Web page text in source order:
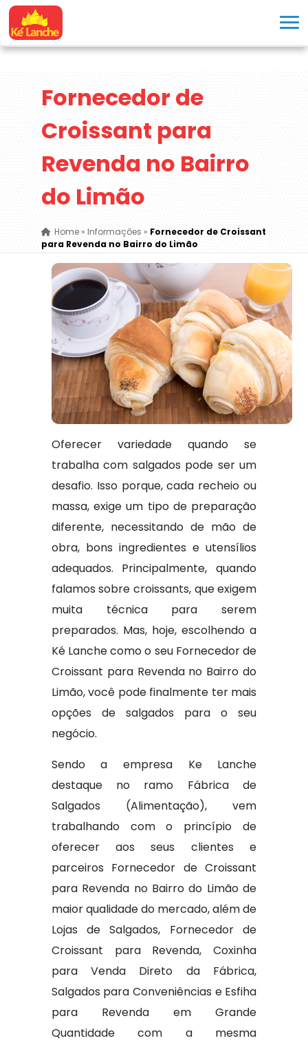
Fornecedor de
Croissant para
Revenda no Bairro
do Limão
Home» Informações » Fornecedor de Croissant
para Revenda no Bairro do Limão
Oferecer variedade quando se
trabalha com salgados pode ser um
desafio. Isso porque, cada recheio ou
massa, exige um tipo de preparação
diferente, necessitando de mão de
obra, bons ingredientes e utensílios
adequados. Principalmente, quando
falamos sobre croissants, que exigem
muita técnica para serem
preparados. Mas, hoje, escolhendo a
Ké Lanche como o seu Fornecedor de
Croissant para Revenda no Bairro do
Limão, você pode finalmente ter mais
opções de salgados para o seu
negócio.
Sendo a empresa Ke Lanche
destaque no ramo Fábrica de
Salgados (Alimentação), vem
trabalhando com o princípio de
oferecer aos seus clientes e
parceiros Fornecedor de Croissant
para Revenda no Bairro do Limão de
maior qualidade do mercado, além de
Lojas de Salgados, Fornecedor de
Croissant para Revenda, Coxinha
para Venda Direto da Fábrica,
Salgados para Conveniências e Esfiha
para Revenda em Grande
Quantidade com a mesma